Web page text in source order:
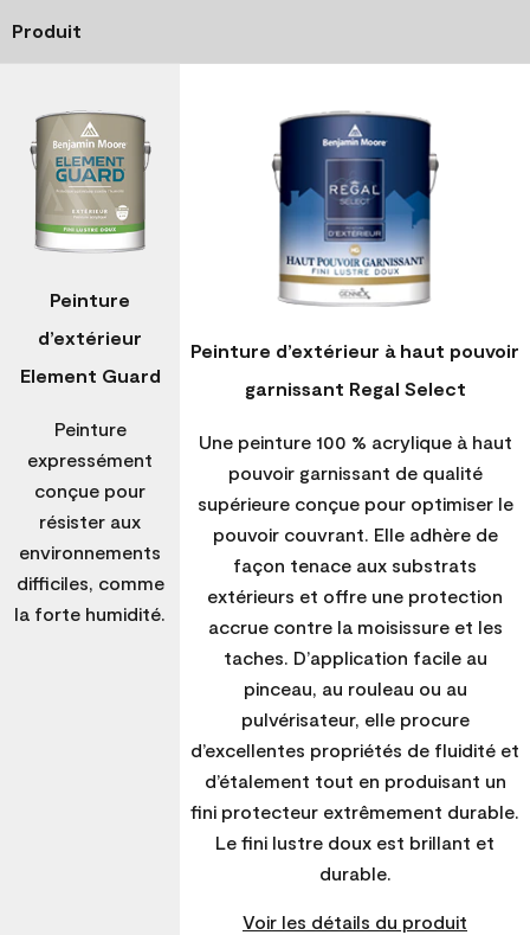
Produit
Peinture
d’extérieur
Element Guard
Peinture
expressément
conçue pour
résister aux
environnements
difficiles, comme
la forte humidité.
Peinture d’extérieur à haut pouvoir
garnissant Regal Select
Une peinture 100 % acrylique à haut
pouvoir garnissant de qualité
supérieure conçue pour optimiser le
pouvoir couvrant. Elle adhère de
façon tenace aux substrats
extérieurs et offre une protection
accrue contre la moisissure et les
taches. D’application facile au
pinceau, au rouleau ou au
pulvérisateur, elle procure
d’excellentes propriétés de fluidité et
d’étalement tout en produisant un
fini protecteur extrêmement durable.
Le fini lustre doux est brillant et
durable.
Voir les détails du produit